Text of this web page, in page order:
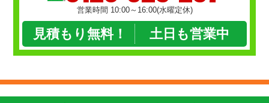
営業時間 10:00～16:00(水曜定休)
見積もり無料！ 土日も営業中